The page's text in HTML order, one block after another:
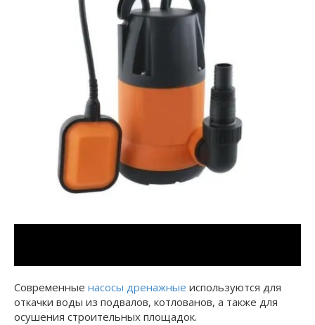
Современные насосы дренажные используются для
откачки воды из подвалов, котлованов, а также для
осушения строительных площадок.